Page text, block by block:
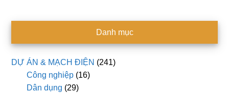
Danh mục
DỰ ÁN & MẠCH ĐIỆN (241)
Công nghiệp (16)
Dân dụng (29)